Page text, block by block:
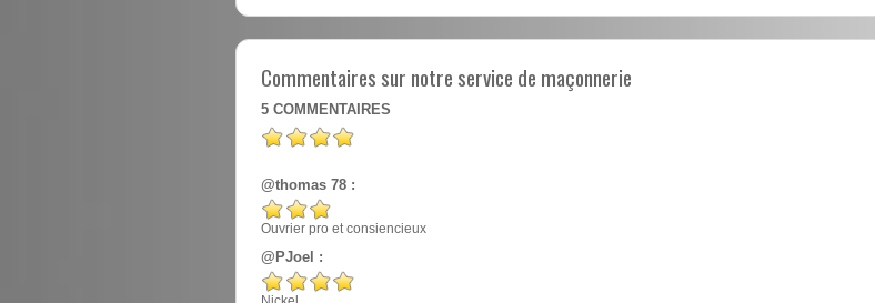
Commentaires sur notre service de maçonnerie
5 COMMENTAIRES
@thomas 78 :
Ouvrier pro et consiencieux
@PJoel :